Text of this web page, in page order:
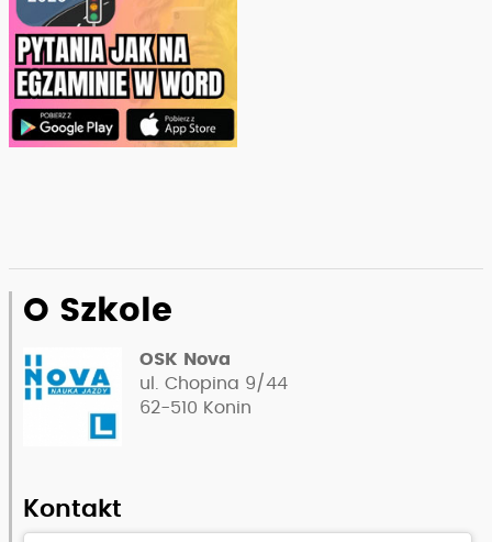
O Szkole
OSK Nova
ul. Chopina 9/44
62-510 Konin
Kontakt